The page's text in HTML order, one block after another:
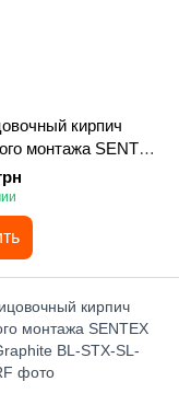
кирпич
монтажа SENTEX